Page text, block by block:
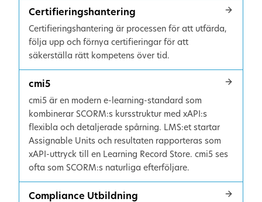
Certifieringshantering
Certifieringshantering är processen för att utfärda,
följa upp och förnya certifieringar för att
säkerställa rätt kompetens över tid.
cmi5
cmi5 är en modern e-learning-standard som
kombinerar SCORM:s kursstruktur med xAPI:s
flexibla och detaljerade spårning. LMS:et startar
Assignable Units och resultaten rapporteras som
xAPI-uttryck till en Learning Record Store. cmi5 ses
ofta som SCORM:s naturliga efterföljare.
Compliance Utbildning